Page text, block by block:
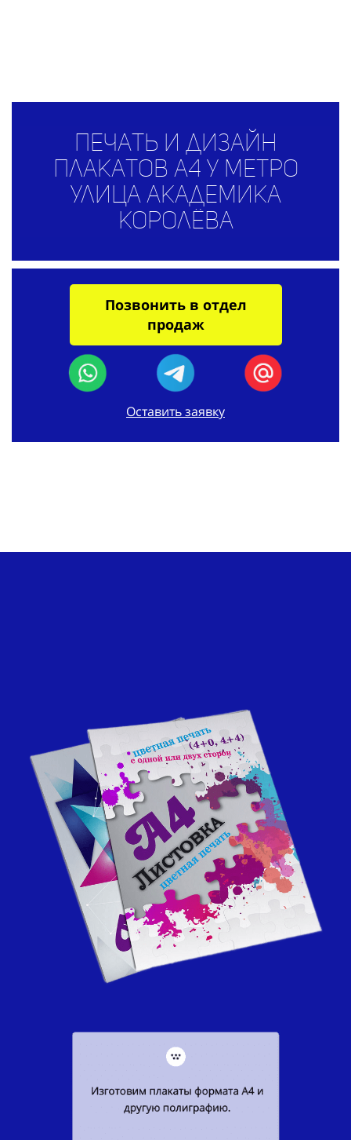
Печать и дизайн
плакатов А4 у метро
Улица Академика
Королёва
Позвонить в отдел
продаж
Оставить заявку